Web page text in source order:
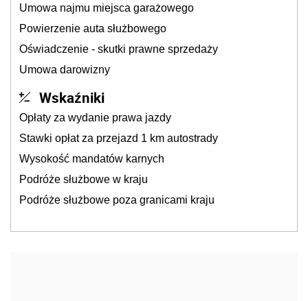
Umowa najmu miejsca garażowego
Powierzenie auta służbowego
Oświadczenie - skutki prawne sprzedaży
Umowa darowizny
Wskaźniki
Opłaty za wydanie prawa jazdy
Stawki opłat za przejazd 1 km autostrady
Wysokość mandatów karnych
Podróże służbowe w kraju
Podróże służbowe poza granicami kraju